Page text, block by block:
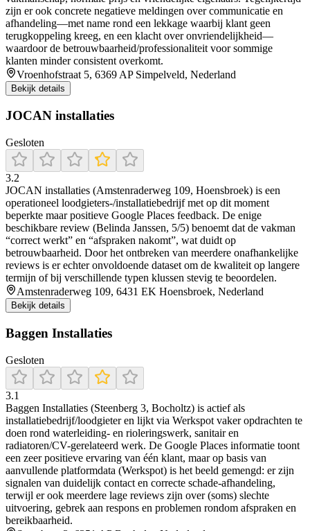
zijn er ook concrete negatieve meldingen over communicatie en
afhandeling—met name rond een lekkage waarbij klant geen
terugkoppeling kreeg, en een klacht over onvriendelijkheid—
waardoor de betrouwbaarheid/professionaliteit voor sommige
klanten minder consistent overkomt.
Vroenhofstraat 5, 6369 AP Simpelveld, Nederland
Bekijk details
JOCAN installaties
Gesloten
3.2
JOCAN installaties (Amstenraderweg 109, Hoensbroek) is een
operationeel loodgieters-/installatiebedrijf met op dit moment
beperkte maar positieve Google Places feedback. De enige
beschikbare review (Belinda Janssen, 5/5) benoemt dat de vakman
“correct werkt” en “afspraken nakomt”, wat duidt op
betrouwbaarheid. Door het ontbreken van meerdere onafhankelijke
reviews is er echter onvoldoende dataset om de kwaliteit op langere
termijn of bij verschillende typen klussen stevig te beoordelen.
Amstenraderweg 109, 6431 EK Hoensbroek, Nederland
Bekijk details
Baggen Installaties
Gesloten
3.1
Baggen Installaties (Steenberg 3, Bocholtz) is actief als
installatiebedrijf/loodgieter en lijkt via Werkspot vaker opdrachten te
doen rond waterleiding- en rioleringswerk, sanitair en
radiatoren/CV-gerelateerd werk. De Google Places informatie toont
een zeer positieve ervaring van één klant, maar op basis van
aanvullende platformdata (Werkspot) is het beeld gemengd: er zijn
signalen van duidelijk contact en correcte schade-afhandeling,
terwijl er ook meerdere lage reviews zijn over (soms) slechte
uitvoering, gebrek aan respons en problemen rondom afspraken en
bereikbaarheid.